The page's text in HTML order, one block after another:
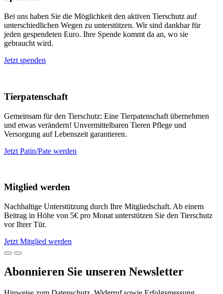
Bei uns haben Sie die Möglichkeit den aktiven Tierschutz auf
unterschiedlichen Wegen zu unterstützen. Wir sind dankbar für
jeden gespendeten Euro. Ihre Spende kommt da an, wo sie
gebraucht wird.
Jetzt spenden
Tierpatenschaft
Gemeinsam für den Tierschutz: Eine Tierpatenschaft übernehmen
und etwas verändern! Unvermittelbaren Tieren Pflege und
Versorgung auf Lebenszeit garantieren.
Jetzt Patin/Pate werden
Mitglied werden
Nachhaltige Unterstützung durch Ihre Mitgliedschaft. Ab einem
Beitrag in Höhe von 5€ pro Monat unterstützen Sie den Tierschutz
vor Ihrer Tür.
Jetzt Mitglied werden
Abonnieren Sie unseren Newsletter